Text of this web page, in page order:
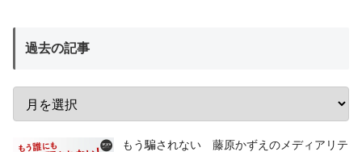
過去の記事
もう騙されない 藤原かずえのメディアリテ